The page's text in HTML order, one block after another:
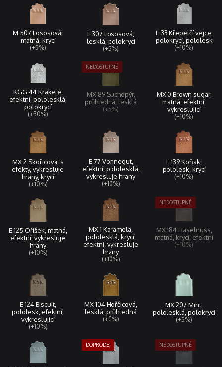
M 507 Lososová,
matná, krycí
(+5%)
L 307 Lososová,
lesklá, polokrycí
(+5%)
E 33 Křepelčí vejce,
polokrycí, pololesk
(+10%)
KGG 44 Krakele,
efektní, pololesklá,
polokrycí
(+30%)
MX 89 Suchopýr,
průhledná, lesklá
(+5%)
MX 0 Brown sugar,
matná, efektní,
vykreslující
(+10%)
MX 2 Skořicová, s
efekty, vykresluje
hrany, krycí
(+10%)
E 77 Vonnegut,
efektní, pololesklá,
vykresluje hrany
(+10%)
E 139 Koňak,
pololesk, krycí
(+10%)
E 125 Oříšek, matná,
efektní, vykresluje
hrany
(+10%)
MX 1 Karamela,
pololesklá, krycí,
efektní, vykresluje
hrany
(+10%)
MX 184 Haselnuss,
matná, krycí, efektní
(+10%)
E 124 Biscuit,
pololesk, efektní,
vykreslující
(+10%)
MX 104 Hořčicová,
lesklá, průhledná
(+0%)
MX 207 Mint,
pololesklá, polokrycí
(+5%)